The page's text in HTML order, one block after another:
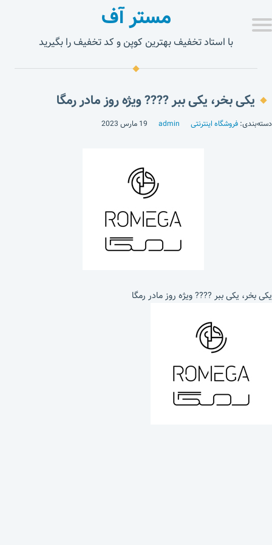
مستر آف
با استاد تخفیف بهترین کوپن و کد تخفیف را بگیرید
یکی بخر، یکی ببر ???? ویژه روز مادر رمگا
دسته‌بندی: فروشگاه اینترنتی admin 19 مارس 2023
یکی بخر، یکی ببر ???? ویژه روز مادر رمگا